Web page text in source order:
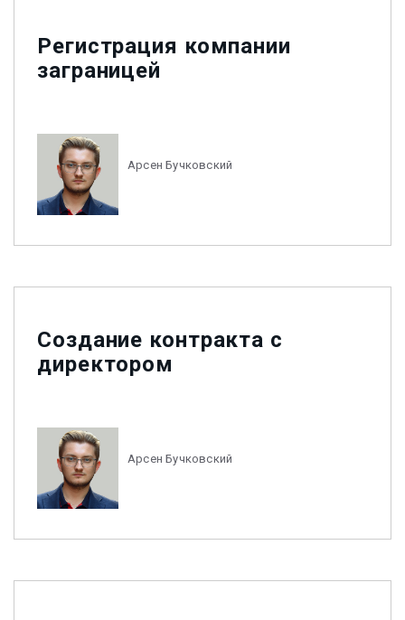
Регистрация компании
заграницей
Арсен Бучковский
Создание контракта с
директором
Арсен Бучковский